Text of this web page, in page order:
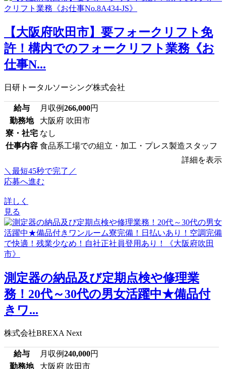
【大阪府吹田市】要フォークリフト免
許！構内でのフォークリフト業務《お
仕事N...
日研トータルソーシング株式会社
給与 月収例266,000円
勤務地
大阪府 吹田市
寮・社宅 なし
仕事内容 食品系工場での組立・加工・プレス製造スタッフ
詳細を表示
＼最短45秒で完了／
応募へ進む
詳しく
見る
測定器の納品及び定期点検や修理業
務！20代～30代の男女活躍中★備品付
きワ...
株式会社BREXA Next
給与 月収例240,000円
勤務地
大阪府 吹田市